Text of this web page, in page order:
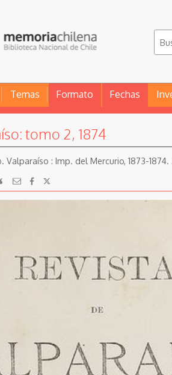
Temas Formato Fechas
tomo 2, 1874
Valparaíso : Imp. del Mercurio, 1873-
Citar